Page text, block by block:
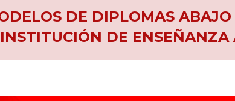
DE DIPLOMAS
INSTITUCIÓN DE ENSEÑANZA